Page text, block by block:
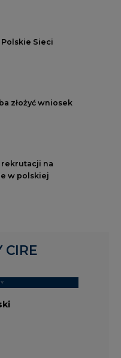
Sieci
złożyć wniosek
na
w polskiej
CIRE